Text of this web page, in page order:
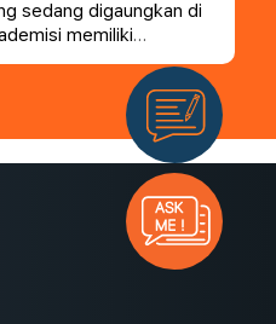
sedang digaungkan di
memiliki
ini tidak
pekerjaan di